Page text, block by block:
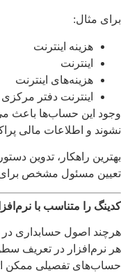
برای مثال:
هزینه اینترنت
اینترنت
هزینه‌های اینترنت
اینترنت دفتر مرکزی
وجود این حساب‌ها باعث
نشوند و اطلاعات مالی
بهترین راهکار، تدوین
تعیین مسئول مشخص
کدینگ را متناسب با
هرچند اصول حسابداری در
هر نرم‌افزار در تعریف
حساب‌های تفصیلی ممکن